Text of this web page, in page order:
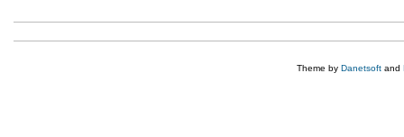
Theme by Danetsoft and